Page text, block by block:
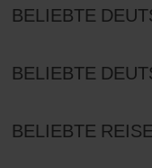
BELIEBTE
BELIEBTE
BELIEBTE